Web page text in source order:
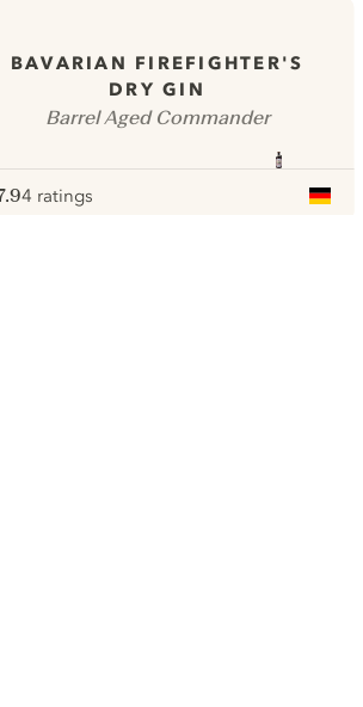
BAVARIAN FIREFIGHTER'S
DRY GIN
Barrel Aged Commander
4 ratings